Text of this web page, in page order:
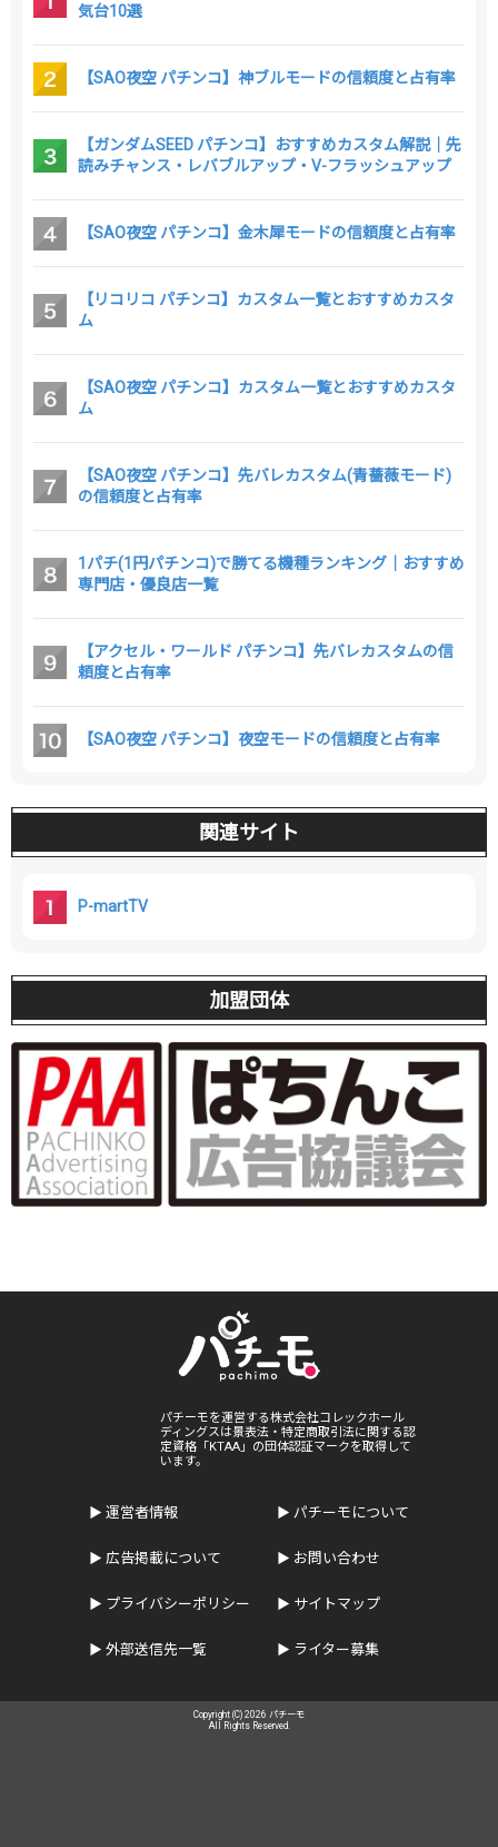
気台10選
【SAO夜空 パチンコ】神ブルモードの信頼度と占有率
【ガンダムSEED パチンコ】おすすめカスタム解説｜先
読みチャンス・レバブルアップ・V-フラッシュアップ
【SAO夜空 パチンコ】金木犀モードの信頼度と占有率
【リコリコ パチンコ】カスタム一覧とおすすめカスタ
ム
【SAO夜空 パチンコ】カスタム一覧とおすすめカスタ
ム
【SAO夜空 パチンコ】先バレカスタム(青薔薇モード)
の信頼度と占有率
1パチ(1円パチンコ)で勝てる機種ランキング｜おすすめ
専門店・優良店一覧
【アクセル・ワールド パチンコ】先バレカスタムの信
頼度と占有率
【SAO夜空 パチンコ】夜空モードの信頼度と占有率
関連サイト
P-martTV
加盟団体
パチーモを運営する株式会社コレックホール
ディングスは景表法・特定商取引法に関する認
定資格「KTAA」の団体認証マークを取得して
います。
運営者情報 パチーモについて
広告掲載について お問い合わせ
プライバシーポリシー サイトマップ
外部送信先一覧 ライター募集
Copyright (C) 2026 パチーモ
All Rights Reserved.